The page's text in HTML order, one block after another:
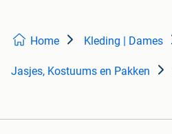
Home Kleding | Dames
Jasjes, Kostuums en Pakken